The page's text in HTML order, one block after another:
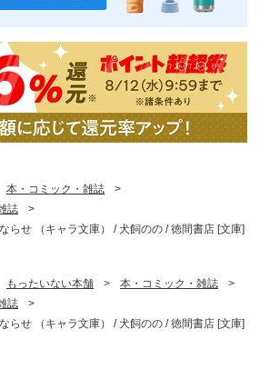
本・コミック・雑誌
>
誌
>
らせ （キャラ文庫） / 犬飼のの / 徳間書店 [文庫]
もったいない本舗 > 本・コミック・雑誌
>
誌
>
らせ （キャラ文庫） / 犬飼のの / 徳間書店 [文庫]